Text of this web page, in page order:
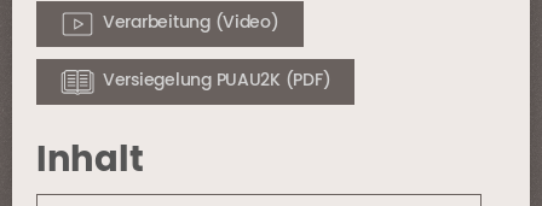
Verarbeitung (Video)
Versiegelung PUAU2K (PDF)
Inhalt